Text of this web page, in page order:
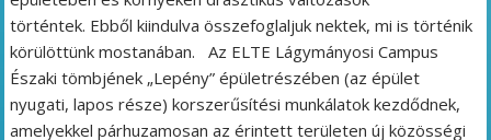
történtek. Ebből kiindulva összefoglaljuk nektek, mi is történik
körülöttünk mostanában. Az ELTE Lágymányosi Campus
Északi tömbjének „Lepény” épületrészében (az épület
nyugati, lapos része) korszerűsítési munkálatok kezdődnek,
amelyekkel párhuzamosan az érintett területen új közösségi